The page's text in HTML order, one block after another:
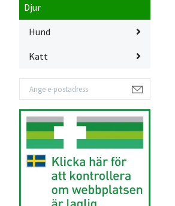
Djur
Hund
Katt